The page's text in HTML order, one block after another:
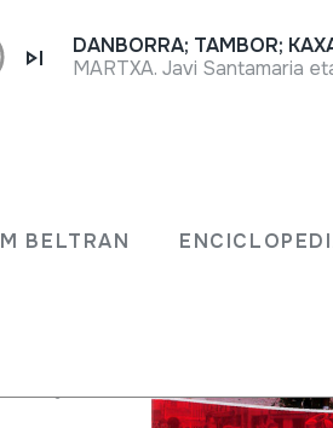
BELTRAN
DANBORRA; TAMBOR;
MARTXA. Javi Santamaria
Jarauta 69;